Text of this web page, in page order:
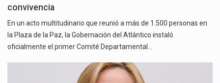
convivencia
En un acto multitudinario que reunió a más de 1.500 personas en
la Plaza de la Paz, la Gobernación del Atlántico instaló
oficialmente el primer Comité Departamental…